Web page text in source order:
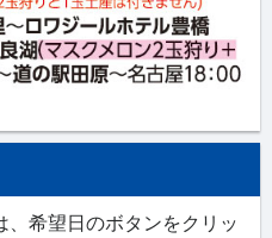
希望日のボタンをクリッ